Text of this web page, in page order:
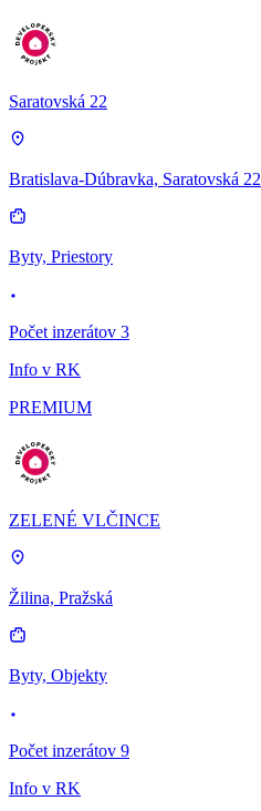
Saratovská 22
Bratislava-Dúbravka, Saratovská 22
Byty, Priestory
Počet inzerátov 3
Info v RK
PREMIUM
ZELENÉ VLČINCE
Žilina, Pražská
Byty, Objekty
Počet inzerátov 9
Info v RK